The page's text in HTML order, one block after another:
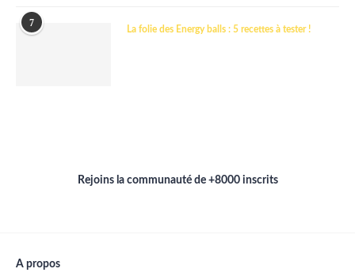
7
La folie des Energy balls : 5 recettes à tester !
Rejoins la communauté de +8000 inscrits
A propos